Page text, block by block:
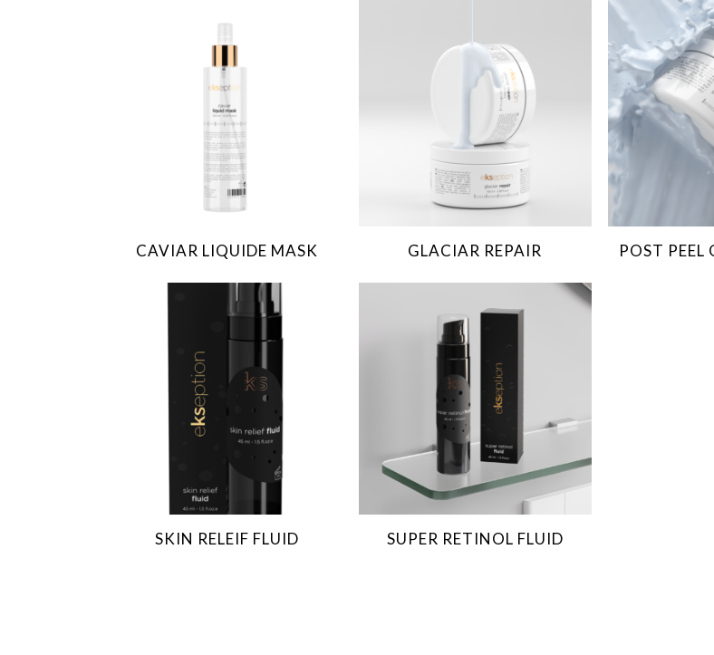
CAVIAR LIQUIDE MASK GLACIAR REPAIR POST PEEL
SKIN RELEIF FLUID SUPER RETINOL FLUID